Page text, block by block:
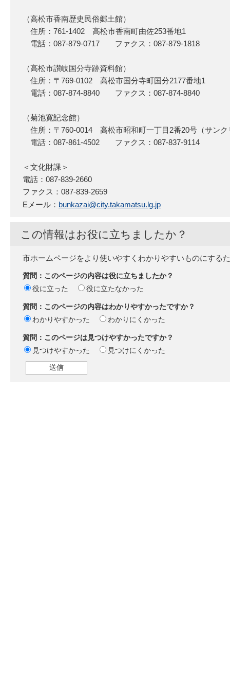
（高松市香南歴史民俗郷土館）
住所：761-1402 高松市香南町由佐253番地1
電話：087-879-0717 ファクス：087-879-1818
（高松市讃岐国分寺跡資料館）
住所：〒769-0102 高松市国分寺町国分2177番地1
電話：087-874-8840 ファクス：087-874-8840
（菊池寛記念館）
住所：〒760-0014 高松市昭和町一丁目2番20号（サンク
電話：087-861-4502 ファクス：087-837-9114
＜文化財課＞
電話：087-839-2660
ファクス：087-839-2659
Eメール： bunkazai@city.takamatsu.lg.jp
この情報はお役に立ちましたか？
市ホームページをより使いやすくわかりやすいものにする
質問：このページの内容は役に立ちましたか？
役に立った
役に立たなかった
質問：このページの内容はわかりやすかったですか？
わかりやすかった
わかりにくかった
質問：このページは見つけやすかったですか？
見つけやすかった
見つけにくかった